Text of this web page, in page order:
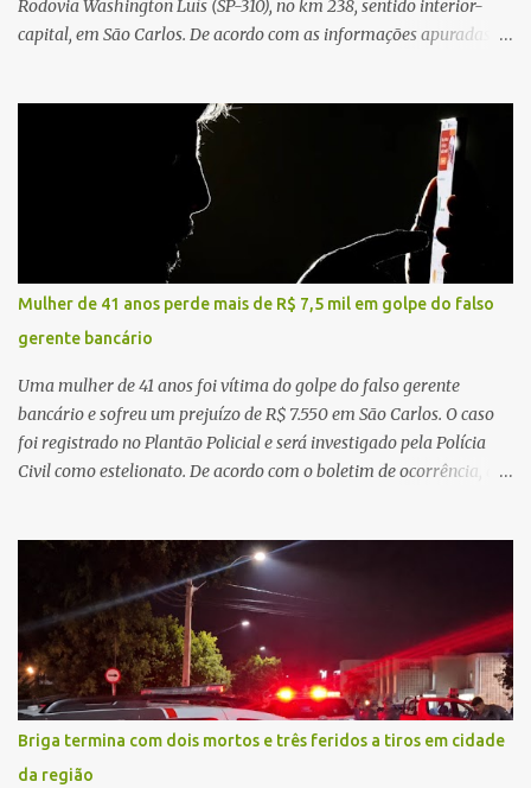
Rodovia Washington Luís (SP-310), no km 238, sentido interior-
capital, em São Carlos. De acordo com as informações apuradas no
veículo, o trânsito estava lento e congestionado devido a obras
realizadas na rodovia, momento em que ocorreu o impacto. Com
a violência da colisão, o motociclista foi arremessado ao solo.
Testemunhas relataram que o capacete teria se desprendido
durante o acidente. O jovem sofreu ferimentos gravíssimos e
morreu ainda no local. Equipes de resgate e de atendimento da
concessionária responsável pela rodovia foram acionadas e
realizaram a sinalização da via, além de prestarem socorro à
vítima. No entanto, o óbito foi constatado ainda no local do
acidente. A Polícia Militar Rodoviária compareceu para o registro
da ocorrência...
Mulher de 41 anos perde mais de R$ 7,5 mil em golpe do falso
gerente bancário
Uma mulher de 41 anos foi vítima do golpe do falso gerente
bancário e sofreu um prejuízo de R$ 7.550 em São Carlos. O caso
foi registrado no Plantão Policial e será investigado pela Polícia
Civil como estelionato. De acordo com o boletim de ocorrência, a
suspeito alegou que seria necessário atualizar o cadastro da conta
e passou a orientar a vítima sobre os procedimentos que deveriam
ser realizados. Dias depois, o golpista enviou um documento em
PDF simulando uma comunicação oficial da instituição financeira.
Na sequência, entrou em contato por telefone e encaminhou um
link, orientando a vítima a acessá-lo pelo computador para
concluir a suposta atualização cadastral. Após realizar o
procedimento, a conta bancária ficou bloqueada por algumas
Briga termina com dois mortos e três feridos a tiros em cidade
da região